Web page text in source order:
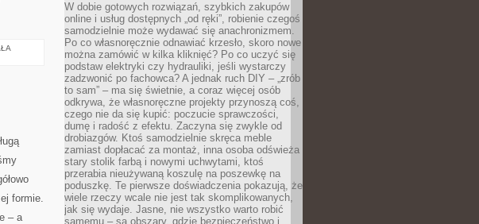
formie.
– a
W dobie gotowych rozwiązań, szybkich zakupów
online i usług dostępnych „od ręki”, robienie czegoś
samodzielnie może wydawać się anachronizmem.
Po co własnoręcznie odnawiać krzesło, skoro nowe
można zamówić w kilka kliknięć? Po co uczyć się
podstaw elektryki czy hydrauliki, jeśli wystarczy
zadzwonić po fachowca? A jednak ruch DIY – „zrób
to sam” – ma się świetnie, a coraz więcej osób
odkrywa, że własnoręczne projekty przynoszą coś,
czego nie da się kupić: poczucie sprawczości,
dumę i radość z efektu. Zaczyna się zwykle od
drobiazgów. Ktoś samodzielnie skręca meble
zamiast dopłacać za montaż, inna osoba odświeża
stary stolik farbą i nowymi uchwytami, ktoś
przerabia nieużywaną koszulę na poszewkę na
poduszkę. Te pierwsze doświadczenia pokazują, że
wiele rzeczy wcale nie jest tak skomplikowanych,
jak się wydaje. Jasne, nie wszystko warto robić
samemu – są obszary, gdzie bezpieczeństwo i